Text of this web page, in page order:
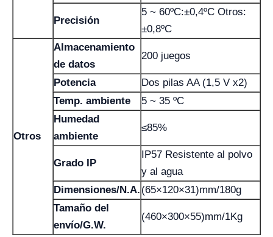
Precisión
5 ~ 60ºC:±0,4ºC Otros:
±0,8ºC
Otros
Almacenamiento
de datos
200 juegos
Potencia
Dos pilas AA (1,5 V x2)
Temp. ambiente
5 ~ 35 ºC
Humedad
ambiente
≤85%
Grado IP
IP57 Resistente al polvo
y al agua
Dimensiones/N.A. (65×120×31)mm/180g
Tamaño del
envío/G.W.
(460×300×55)mm/1Kg